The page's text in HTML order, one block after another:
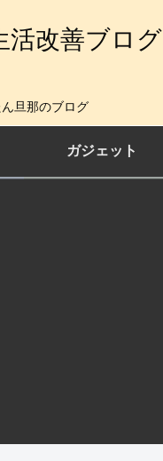
活改善ブログ
旦那のブログ
ガジェット